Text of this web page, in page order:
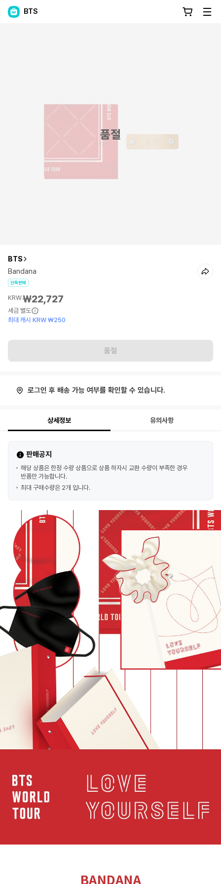
BTS
품절
BTS
Bandana
단독판매
KRW₩22,727
세금 별도
최대 캐시 KRW ₩250
품절
로그인 후 배송 가능 여부를 확인할 수 있습니다.
상세정보 유의사항
판매공지
해당 상품은 한정 수량 상품으로 상품 하자시 교환 수량이 부족한 경우
반품만 가능합니다.
최대 구매수량은 2개 입니다.